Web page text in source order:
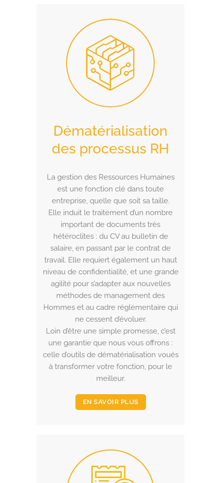
Dématérialisation
des processus RH
La gestion des Ressources Humaines
est une fonction clé dans toute
entreprise, quelle que soit sa taille.
Elle induit le traitement d’un nombre
important de documents très
hétéroclites : du CV au bulletin de
salaire, en passant par le contrat de
travail. Elle requiert également un haut
niveau de confidentialité, et une grande
agilité pour s’adapter aux nouvelles
méthodes de management des
Hommes et au cadre réglementaire qui
ne cessent d’évoluer.
Loin d’être une simple promesse, c’est
une garantie que nous vous offrons :
celle d’outils de dématérialisation voués
à transformer votre fonction, pour le
meilleur.
EN SAVOIR PLUS